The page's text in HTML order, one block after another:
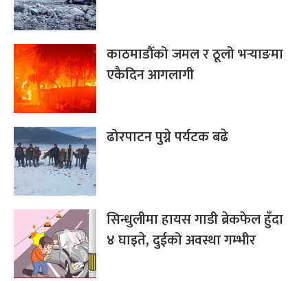
काठमाडौँको जमल र ठूलो भर्‍याङमा
एकैदिन आगलागी
ढोरपाटन पुग्ने पर्यटक बढे
सिन्धुलीमा हायस गाडी ब्रेकफेल हुँदा
४ घाइते, दुईको अवस्था गम्भीर